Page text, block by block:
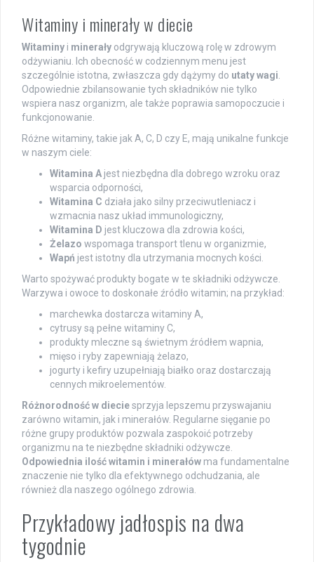
Witaminy i minerały w diecie
Witaminy i minerały odgrywają kluczową rolę w zdrowym
odżywianiu. Ich obecność w codziennym menu jest
szczególnie istotna, zwłaszcza gdy dążymy do utaty wagi
Odpowiednie zbilansowanie tych składników nie tylko
wspiera nasz organizm, ale także poprawia samopoczucie i
funkcjonowanie.
Różne witaminy, takie jak A, C, D czy E, mają unikalne funkcje
w naszym ciele:
Witamina A jest niezbędna dla dobrego wzroku oraz
wsparcia odporności,
Witamina C działa jako silny przeciwutleniacz i
wzmacnia nasz układ immunologiczny,
Witamina D jest kluczowa dla zdrowia kości,
Żelazo wspomaga transport tlenu w organizmie,
Wapń jest istotny dla utrzymania mocnych kości.
Warto spożywać produkty bogate w te składniki odżywcze.
Warzywa i owoce to doskonałe źródło witamin; na przykład:
marchewka dostarcza witaminy A,
cytrusy są pełne witaminy C,
produkty mleczne są świetnym źródłem wapnia,
mięso i ryby zapewniają żelazo,
jogurty i kefiry uzupełniają białko oraz dostarczają
cennych mikroelementów.
Różnorodność w dieciesprzyja lepszemu przyswajaniu
zarówno witamin, jak i minerałów. Regularne sięganie po
różne grupy produktów pozwala zaspokoić potrzeby
organizmu na te niezbędne składniki odżywcze.
Odpowiednia ilość witamin i minerałów ma fundamentalne
znaczenie nie tylko dla efektywnego odchudzania, ale
również dla naszego ogólnego zdrowia.
Przykładowy jadłospis na dwa
tygodnie